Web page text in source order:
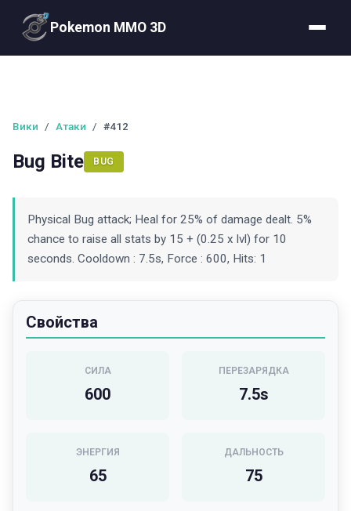
Pokemon MMO 3D
Вики / Атаки / #412
Bug Bite BUG
Physical Bug attack; Heal for 25% of damage dealt. 5%
chance to raise all stats by 15 + (0.25 x lvl) for 10
seconds. Cooldown : 7.5s, Force : 600, Hits: 1
Свойства
СИЛА
600
ПЕРЕЗАРЯДКА
7.5s
ЭНЕРГИЯ
65
ДАЛЬНОСТЬ
75